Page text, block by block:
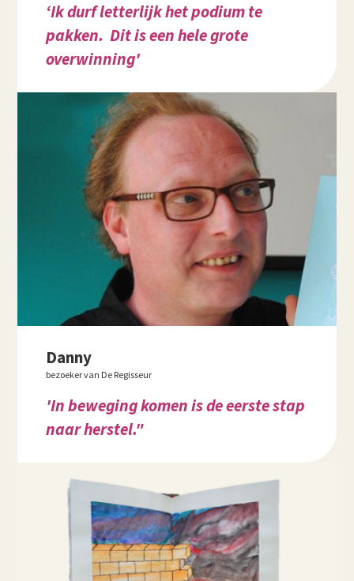
‘Ik durf letterlijk het podium te
pakken. Dit is een hele grote
overwinning'
Danny
bezoeker van De Regisseur
'In beweging komen is de eerste stap
naar herstel."